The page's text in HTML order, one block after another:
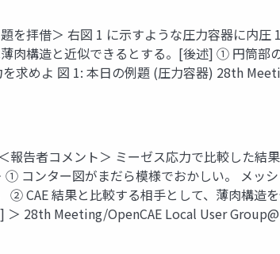
を拝借＞ 右図 1 に示すような圧力容器に内
肉構造と近似できるとする。[後述] ① 円筒
求めよ 図 1: 本日の例題 (圧力容器) 28th
報告者コメント＞ ミーゼス応力で比較した
① コンター図がまだら模様でおかしい。 メッ
② CAE 結果と比較する相手として、薄肉構
＞ 28th Meeting/OpenCAE Local User